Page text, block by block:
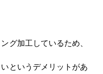
グ加工しているため、
というデメリットがあ